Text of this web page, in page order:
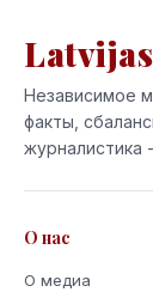
Независимое
факты,
журналистика
О нас
О медиа